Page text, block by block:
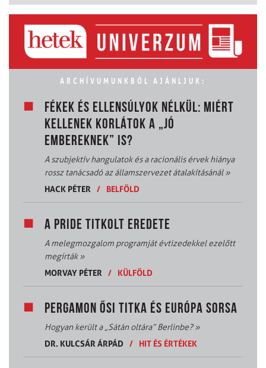
ARCHÍVUMUNKBÓL AJÁNLJUK:
FÉKEK ÉS ELLENSÚLYOK NÉLKÜL: MIÉRT
KELLENEK KORLÁTOK A „JÓ
EMBEREKNEK” IS?
A szubjektív hangulatok és a racionális érvek hiánya
rossz tanácsadó az államszervezet átalakításánál»
HACK PÉTER
/ BELFÖLD
A PRIDE TITKOLT EREDETE
A melegmozgalom programját évtizedekkel ezelőtt
megírták»
MORVAY PÉTER
/ KÜLFÖLD
PERGAMON ŐSI TITKA ÉS EURÓPA SORSA
Hogyan került a „Sátán oltára” Berlinbe?»
DR. KULCSÁR ÁRPÁD
/ HIT ÉS ÉRTÉKEK